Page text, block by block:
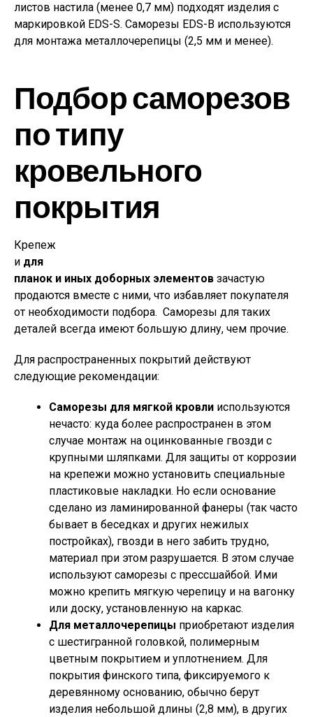
листов настила (менее 0,7 мм) подходят изделия с
маркировкой EDS-S. Саморезы EDS-B используются
для монтажа металлочерепицы (2,5 мм и менее).
Подбор саморезов
по типу
кровельного
покрытия
Крепеж
и для
планок и иных доборных элементов зачастую
продаются вместе с ними, что избавляет покупателя
от необходимости подбора. Саморезы для таких
деталей всегда имеют большую длину, чем прочие.
Для распространенных покрытий действуют
следующие рекомендации:
Саморезы для мягкой кровли используются
нечасто: куда более распространен в этом
случае монтаж на оцинкованные гвозди с
крупными шляпками. Для защиты от коррозии
на крепежи можно установить специальные
пластиковые накладки. Но если основание
сделано из ламинированной фанеры (так часто
бывает в беседках и других нежилых
постройках), гвозди в него забить трудно,
материал при этом разрушается. В этом случае
используют саморезы с прессшайбой. Ими
можно крепить мягкую черепицу и на вагонку
или доску, установленную на каркас.
Для металлочерепицы приобретают изделия
с шестигранной головкой, полимерным
цветным покрытием и уплотнением. Для
покрытия финского типа, фиксируемого к
деревянному основанию, обычно берут
изделия небольшой длины (2,8 мм), в других